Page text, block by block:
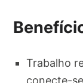
Trabalho
conecte-